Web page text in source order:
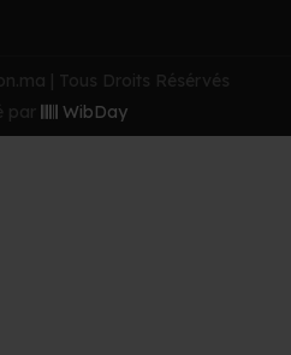
| Tous Droits Résérvés
par
WibDay